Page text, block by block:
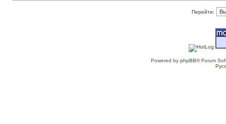
Перейти:
Powered by phpBB® Forum